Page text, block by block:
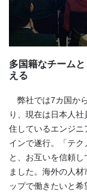
多国籍なチーム
える
弊社では7カ国か
り、現在は日本人
住しているエンジニ
インで遂行。「テ
と、お互いを信頼
ました。海外の人
ップで働きたいと希